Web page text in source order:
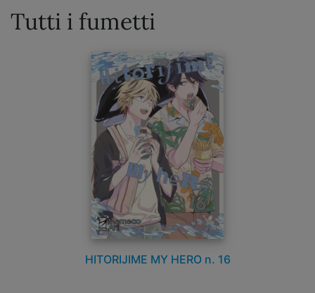
Tutti i fumetti
HITORIJIME MY HERO n. 16